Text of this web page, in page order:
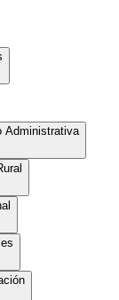
Administrativa